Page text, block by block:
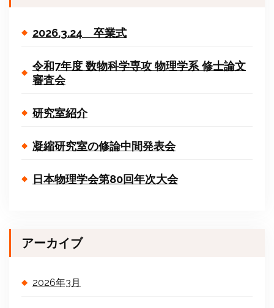
2026.3.24 卒業式
令和7年度 数物科学専攻 物理学系 修士論文
審査会
研究室紹介
凝縮研究室の修論中間発表会
日本物理学会第80回年次大会
アーカイブ
2026年3月